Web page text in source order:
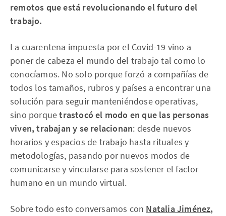
remotos que está revolucionando el futuro del
trabajo.
La cuarentena impuesta por el Covid-19 vino a
poner de cabeza el mundo del trabajo tal como lo
conocíamos. No solo porque forzó a compañías de
todos los tamaños, rubros y países a encontrar una
solución para seguir manteniéndose operativas,
sino porquetrastocó el modo en que las personas
viven, trabajan y se relacionan: desde nuevos
horarios y espacios de trabajo hasta rituales y
metodologías, pasando por nuevos modos de
comunicarse y vincularse para sostener el factor
humano en un mundo virtual.
Sobre todo esto conversamos con Natalia Jiménez,